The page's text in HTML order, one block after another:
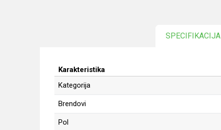
SPECIFIKACIJA
Karakteristika
Kategorija
Brendovi
Pol